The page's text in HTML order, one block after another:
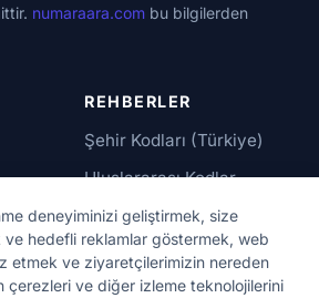
deneyiminizi geliştirmek, size
ve hedefli reklamlar göstermek, web
etmek ve ziyaretçilerimizin nereden
çerezleri ve diğer izleme teknolojilerini
numaraara.com bu bilgilerden
REHBERLER
Şehir Kodları (Türkiye)
Uluslararası Kodlar
Güvenilir Numaralar